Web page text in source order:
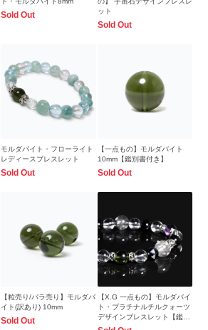
Sold Out
ット
Sold Out
モルダバイト・フローライト
レディースブレスレット
Sold Out
【一点もの】モルダバイト
10mm【鑑別書付き】
Sold Out
【粒売り/バラ売り】モルダバ
イト(訳あり) 10mm
Sold Out
【X.G 一点もの】モルダバイ
ト・プラチナルチルクォーツ
デザインブレスレット【鑑別
書付き】